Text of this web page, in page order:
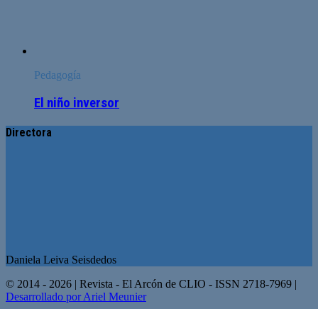
Pedagogía
El niño inversor
Directora
Daniela Leiva Seisdedos
© 2014 - 2026 | Revista - El Arcón de CLIO - ISSN 2718-7969 |
Desarrollado por Ariel Meunier